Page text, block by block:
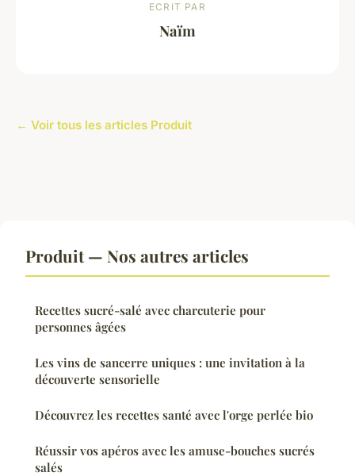
ECRIT PAR
Naïm
← Voir tous les articles Produit
Produit — Nos autres articles
Recettes sucré-salé avec charcuterie pour
personnes âgées
Les vins de sancerre uniques : une invitation à la
découverte sensorielle
Découvrez les recettes santé avec l'orge perlée bio
Réussir vos apéros avec les amuse-bouches sucrés
salés